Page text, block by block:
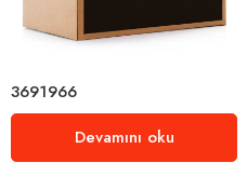
3691966
Devamını oku